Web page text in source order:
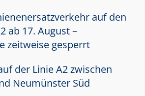
auf den
ab 17. August –
zeitweise gesperrt
der Linie A2 zwischen
Neumünster Süd